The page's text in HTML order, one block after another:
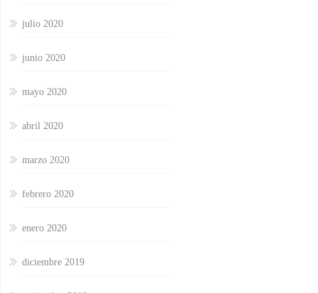
julio 2020
junio 2020
mayo 2020
abril 2020
marzo 2020
febrero 2020
enero 2020
diciembre 2019